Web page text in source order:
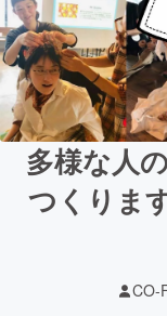
多様な人
つくりま
CO-